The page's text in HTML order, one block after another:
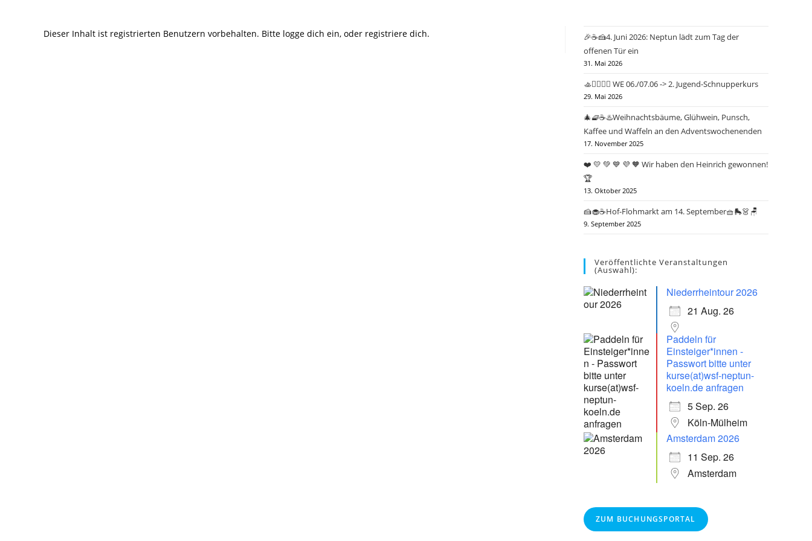
Dieser Inhalt ist registrierten Benutzern vorbehalten. Bitte logge dich ein, oder registriere dich.
🎉☕🍰4. Juni 2026: Neptun lädt zum Tag der
offenen Tür ein
31. Mai 2026
🚣🤽‍♂️🏄‍♀️ WE 06./07.06 -> 2. Jugend-Schnupperkurs
29. Mai 2026
🎄🧇☕♨️Weihnachtsbäume, Glühwein, Punsch,
Kaffee und Waffeln an den Adventswochenenden
17. November 2025
❤️ 💛 💚 💙 💜 🧡 Wir haben den Heinrich gewonnen!
🏆
13. Oktober 2025
🍰🧁☕Hof-Flohmarkt am 14. September🧺🛼👗🪑
9. September 2025
Veröffentlichte Veranstaltungen
(Auswahl):
Niederrheintour 2026
21 Aug. 26
Paddeln für
Einsteiger*innen -
Passwort bitte unter
kurse(at)wsf-neptun-
koeln.de anfragen
5 Sep. 26
Köln-Mülheim
Amsterdam 2026
11 Sep. 26
Amsterdam
ZUM BUCHUNGSPORTAL